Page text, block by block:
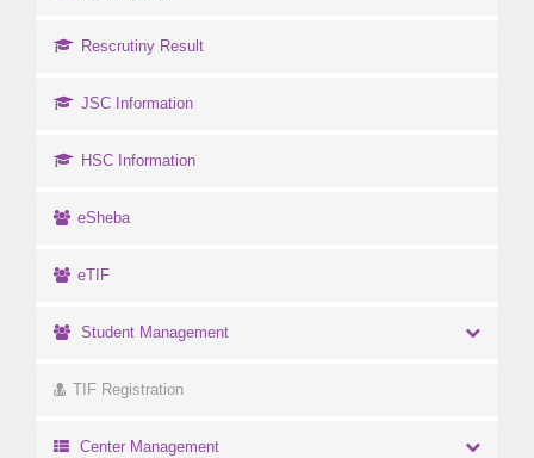
Rescrutiny Result
JSC Information
HSC Information
eSheba
eTIF
Student Management
TIF Registration
Center Management